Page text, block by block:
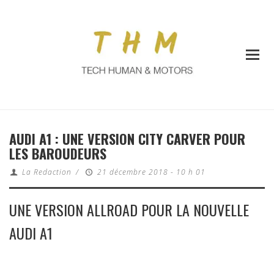
AUDI A1 : UNE VERSION CITY CARVER POUR
LES BAROUDEURS
La Redaction / 21 décembre 2018 - 10 h 01
UNE VERSION ALLROAD POUR LA NOUVELLE
AUDI A1